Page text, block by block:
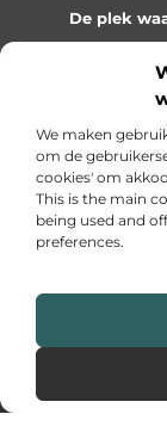
We maken
om de
cookies' om
This is the main
being used and
preferences.
De plek
Ontdek onze
Bericht
Onze
@2025